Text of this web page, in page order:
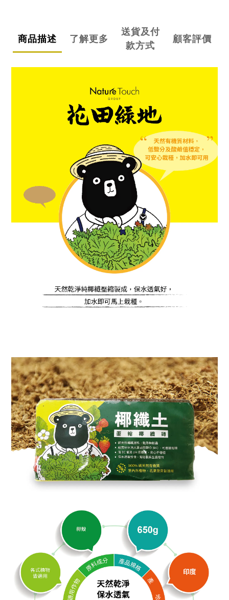
商品描述 了解更多
送貨及付
款方式
顧客評價